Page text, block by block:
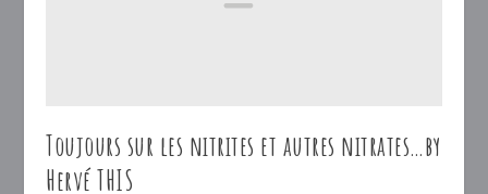
Toujours sur les nitrites et autres nitrates…by
Hervé THIS